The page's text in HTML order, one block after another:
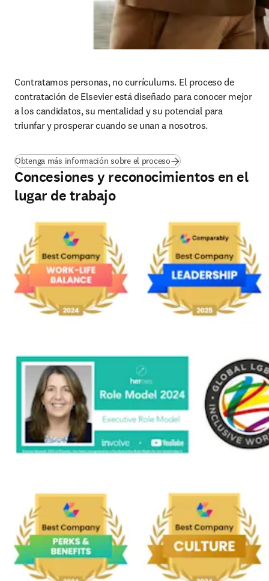
Contratamos personas, no currículums. El proceso de
contratación de Elsevier está diseñado para conocer mejor
a los candidatos, su mentalidad y su potencial para
triunfar y prosperar cuando se unan a nosotros.
Obtenga más información sobre el proceso
Concesiones y reconocimientos en el
lugar de trabajo